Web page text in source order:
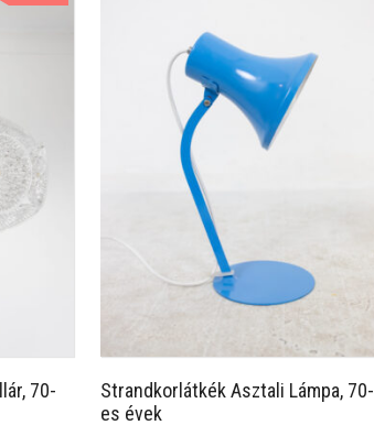
70-
Strandkorlátkék Asztali Lámpa, 70-
es évek